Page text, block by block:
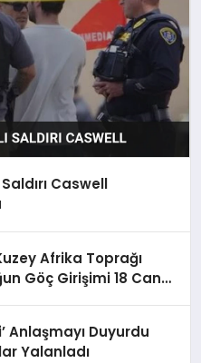
Caswell
Afrika Toprağı
Göç Girişimi 18 Can
Anlaşmayı Duyurdu
Yalanladı